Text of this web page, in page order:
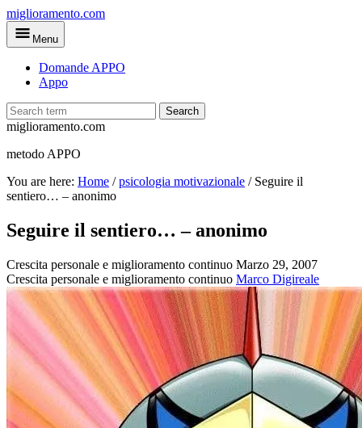
Skip
to
main
miglioramento.com
Menu
Domande APPO
Appo
Search
miglioramento.com
metodo APPO
You are here: Home /psicologia motivazionale / Seguire il
sentiero… – anonimo
Seguire il sentiero… – anonimo
Crescita personale e miglioramento continuo Marzo 29, 2007
Crescita personale e miglioramento continuo Marco Digireale